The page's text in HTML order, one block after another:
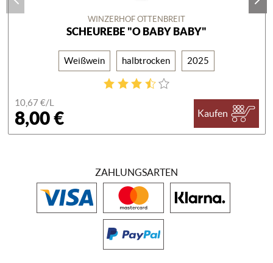
WINZERHOF OTTENBREIT
SCHEUREBE "O BABY BABY"
Weißwein halbtrocken 2025
10,67 €/L
8,00 € Kaufen
ZAHLUNGSARTEN